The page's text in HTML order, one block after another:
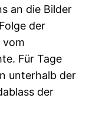
an die Bilder
der
vom
Für Tage
unterhalb der
der